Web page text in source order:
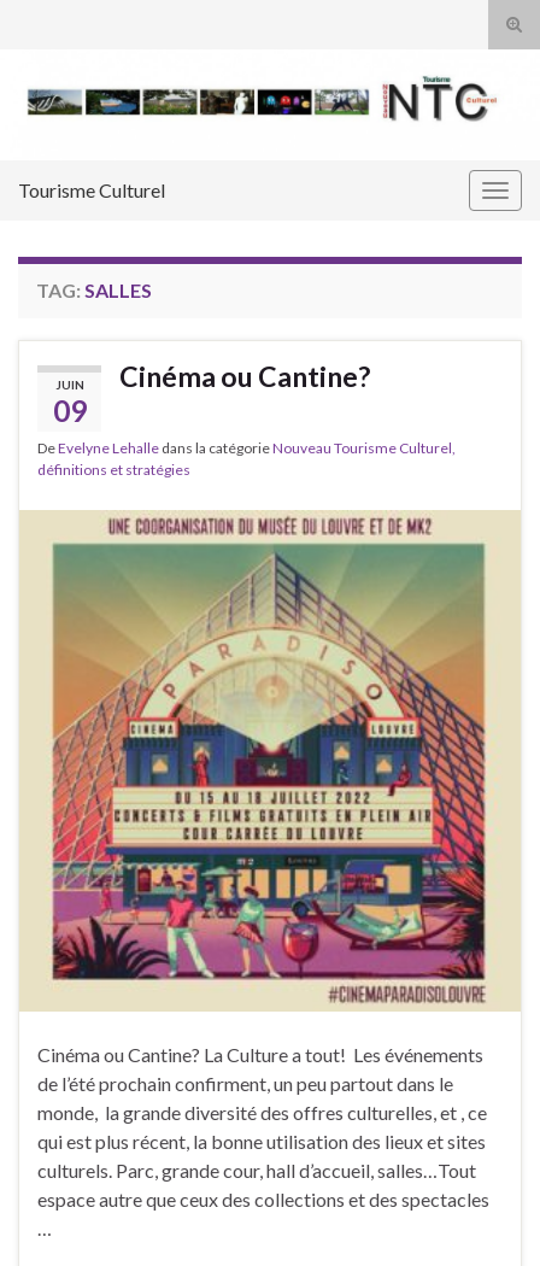
Tourisme Culturel
TAG: SALLES
JUIN
09
Cinéma ou Cantine?
DeEvelyne Lehalle dans la catégorieNouveau Tourisme Culturel,
définitions et stratégies
Cinéma ou Cantine? La Culture a tout! Les événements
de l’été prochain confirment, un peu partout dans le
monde, la grande diversité des offres culturelles, et , ce
qui est plus récent, la bonne utilisation des lieux et sites
culturels. Parc, grande cour, hall d’accueil, salles…Tout
espace autre que ceux des collections et des spectacles
…